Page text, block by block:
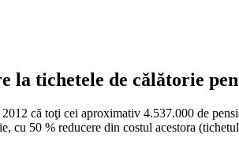
tichetele de călătorie
că toţi cei aproximativ 4.537.000 de
cu 50 % reducere din costul acestora